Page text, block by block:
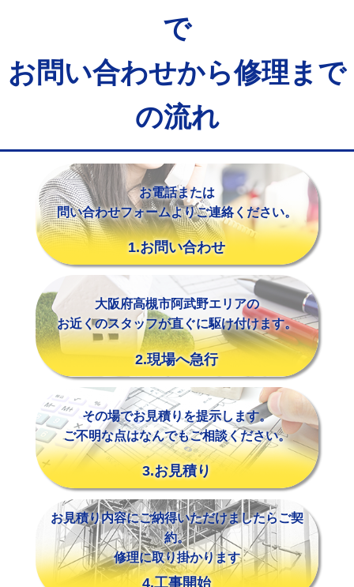
コンクリート斫り（厚さ10㎝超え）
モルタル補修（厚さ10㎝超え） 38,500円
※給水管工事は20mmまでの価格です。
で
お問い合わせから修理まで
の流れ
お電話または
問い合わせフォームよりご連絡ください。
1.お問い合わせ
大阪府高槻市阿武野エリアの
お近くのスタッフが直ぐに駆け付けます。
2.現場へ急行
その場でお見積りを提示します。
ご不明な点はなんでもご相談ください。
3.お見積り
お見積り内容にご納得いただけましたらご契
約。
修理に取り掛かります
4.工事開始